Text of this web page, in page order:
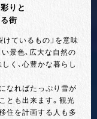
りと
街
ているもの」を意味
い景色、広大な自然の
く、心豊かな暮らし
なればたっぷり雪が
とも出来ます。観光
住を計画する人も多